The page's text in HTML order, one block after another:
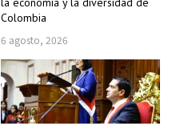
Colombia
6 agosto, 2026